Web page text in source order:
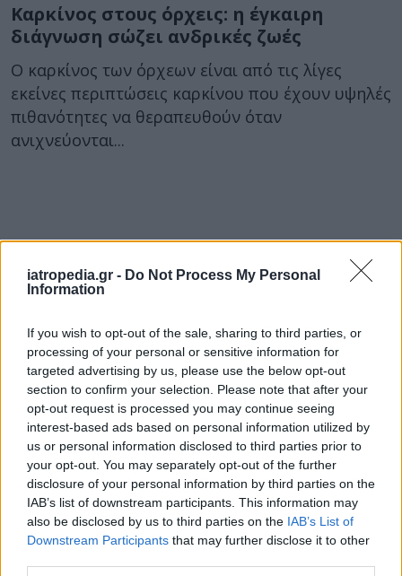
iatropedia.gr - Do Not Process My Personal
Information
If you wish to opt-out of the sale, sharing to third parties, or
processing of your personal or sensitive information for
targeted advertising by us, please use the below opt-out
section to confirm your selection. Please note that after your
opt-out request is processed you may continue seeing
interest-based ads based on personal information utilized by
us or personal information disclosed to third parties prior to
your opt-out. You may separately opt-out of the further
disclosure of your personal information by third parties on the
IAB’s list of downstream participants. This information may
also be disclosed by us to third parties on the IAB’s List of
Downstream Participants that may further disclose it to other
Καρκίνος στους όρχεις: η έγκαιρη
διάγνωση σώζει ανδρικές ζωές
Ο καρκίνος των όρχεων είναι από τις λίγες
εκείνες περιπτώσεις καρκίνου που έχουν υψηλές
πιθανότητες να θεραπευθούν όταν
ανιχνεύονται...